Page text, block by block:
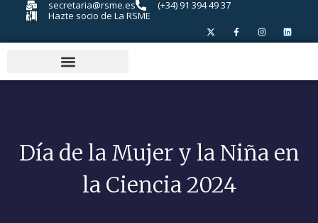
secretaria@rsme.es
(+34) 91 394 49 37
Hazte socio de La RSME
Día de la Mujer y la Niña en
la Ciencia 2024